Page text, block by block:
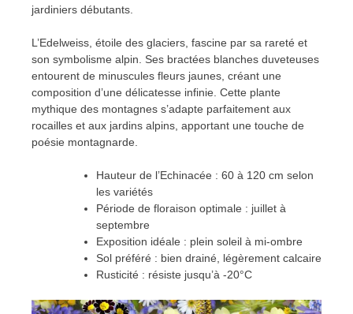
jardiniers débutants.
L’Edelweiss, étoile des glaciers, fascine par sa rareté et
son symbolisme alpin. Ses bractées blanches duveteuses
entourent de minuscules fleurs jaunes, créant une
composition d’une délicatesse infinie. Cette plante
mythique des montagnes s’adapte parfaitement aux
rocailles et aux jardins alpins, apportant une touche de
poésie montagnarde.
Hauteur de l’Echinacée : 60 à 120 cm selon
les variétés
Période de floraison optimale : juillet à
septembre
Exposition idéale : plein soleil à mi-ombre
Sol préféré : bien drainé, légèrement calcaire
Rusticité : résiste jusqu’à -20°C